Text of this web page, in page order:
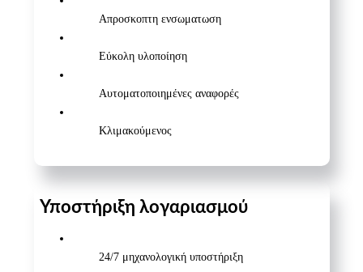
Απροσκοπτη ενσωματωση
Εύκολη υλοποίηση
Αυτοματοποιημένες αναφορές
Κλιμακούμενος
Υποστήριξη λογαριασμού
24/7 μηχανολογική υποστήριξη